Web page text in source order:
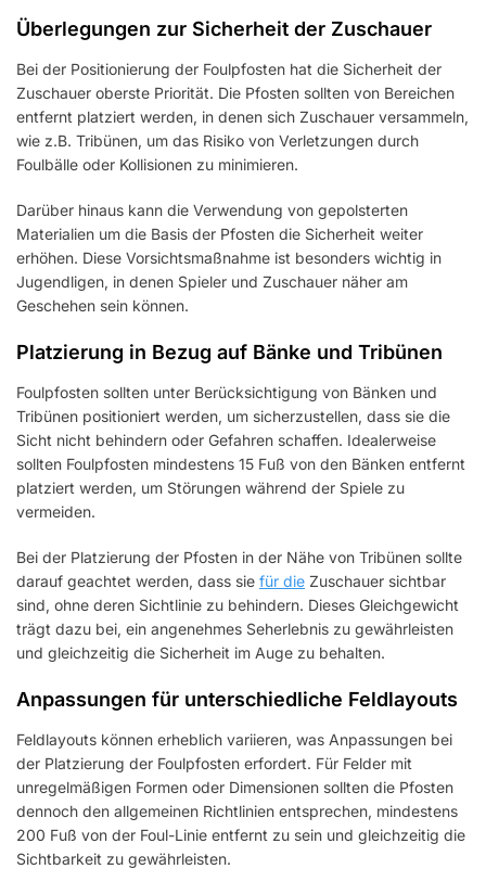
Überlegungen zur Sicherheit der Zuschauer
Bei der Positionierung der Foulpfosten hat die Sicherheit der
Zuschauer oberste Priorität. Die Pfosten sollten von Bereichen
entfernt platziert werden, in denen sich Zuschauer versammeln,
wie z.B. Tribünen, um das Risiko von Verletzungen durch
Foulbälle oder Kollisionen zu minimieren.
Darüber hinaus kann die Verwendung von gepolsterten
Materialien um die Basis der Pfosten die Sicherheit weiter
erhöhen. Diese Vorsichtsmaßnahme ist besonders wichtig in
Jugendligen, in denen Spieler und Zuschauer näher am
Geschehen sein können.
Platzierung in Bezug auf Bänke und Tribünen
Foulpfosten sollten unter Berücksichtigung von Bänken und
Tribünen positioniert werden, um sicherzustellen, dass sie die
Sicht nicht behindern oder Gefahren schaffen. Idealerweise
sollten Foulpfosten mindestens 15 Fuß von den Bänken entfernt
platziert werden, um Störungen während der Spiele zu
vermeiden.
Bei der Platzierung der Pfosten in der Nähe von Tribünen sollte
darauf geachtet werden, dass sie für die Zuschauer sichtbar
sind, ohne deren Sichtlinie zu behindern. Dieses Gleichgewicht
trägt dazu bei, ein angenehmes Seherlebnis zu gewährleisten
und gleichzeitig die Sicherheit im Auge zu behalten.
Anpassungen für unterschiedliche Feldlayouts
Feldlayouts können erheblich variieren, was Anpassungen bei
der Platzierung der Foulpfosten erfordert. Für Felder mit
unregelmäßigen Formen oder Dimensionen sollten die Pfosten
dennoch den allgemeinen Richtlinien entsprechen, mindestens
200 Fuß von der Foul-Linie entfernt zu sein und gleichzeitig die
Sichtbarkeit zu gewährleisten.